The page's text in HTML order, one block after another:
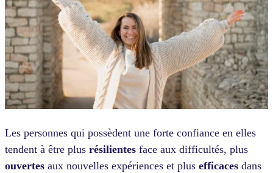
Les personnes qui possèdent une forte confiance en elles
tendent à être plus résilientes face aux difficultés, plus
ouvertes aux nouvelles expériences et plus efficaces dans